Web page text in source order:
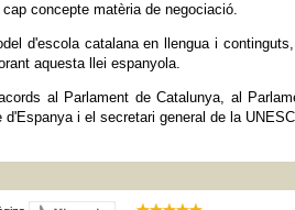
concepte matèria de negociació.
d'escola catalana en llengua i
aquesta llei espanyola.
al Parlament de Catalunya, al
i el secretari general de la